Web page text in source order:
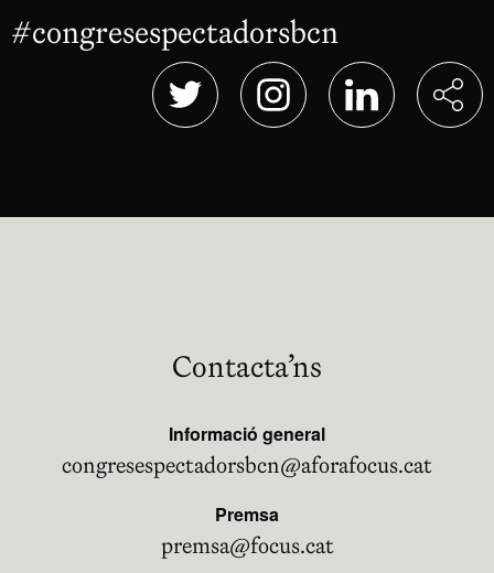
#congresespectadorsbcn
Abre en nueva ventana
Abre en nueva ventana
Abre en nueva
Contacta’ns
Informació general
congresespectadorsbcn@aforafocus.cat
Premsa
premsa@focus.cat